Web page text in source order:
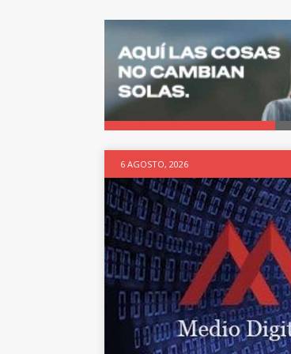
6 AGOSTO, 2026